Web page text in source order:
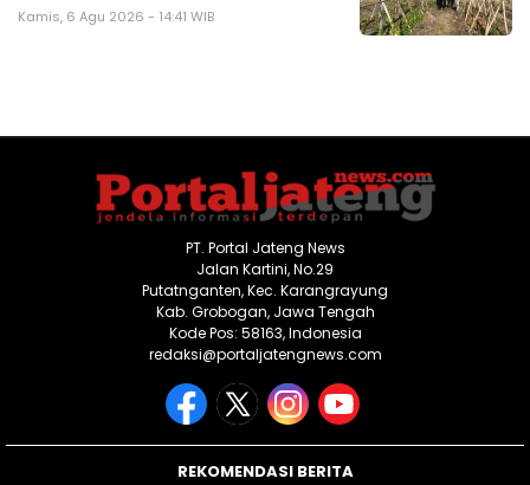
Kamis, 6 Agu 2026 - 14:41 WIB
PT. Portal Jateng News
Jalan Kartini, No.29
Putatnganten, Kec. Karangrayung
Kab. Grobogan, Jawa Tengah
Kode Pos: 58163, Indonesia
redaksi@portaljatengnews.com
REKOMENDASI BERITA